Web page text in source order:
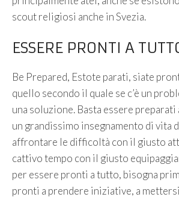
scout religiosi anche in Svezia.
ESSERE PRONTI A
Be Prepared, Estote parati, siate
quello secondo il quale se c’è un
una soluzione. Basta essere preparati
un grandissimo insegnamento di vita
affrontare le difficoltà con il giusto
cattivo tempo con il giusto
per essere pronti a tutto, bisogna
pronti a prendere iniziative, a